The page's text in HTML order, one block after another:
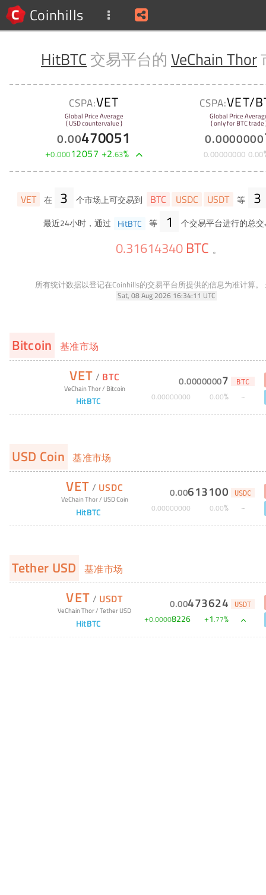
Coinhills
HitBTC 交易平台的 VeChain Thor
CSPA:VET
Global Price Average
( USD countervalue )
0.00470051
+0.00012057 +2.63%
CSPA:VET/
Global Price
( only for BTC trade
0.0000000
0.00000000 0.00
VET 在 3 个市场上可交易到 BTC USDC USDT 等 3
最近24小时，通过 HitBTC 等 1 个交易平台进行的总
0.31614340 BTC 。
所有统计数据以登记在Coinhills的交易平台所提供的信息为准计算。
Sat, 08 Aug 2026 16:34:11 UTC
Bitcoin 基准市场
VET / BTC
VeChain Thor/ Bitcoin
HitBTC
0.00000007 BTC
0.00000000 0.00%
USD Coin 基准市场
VET / USDC
VeChain Thor/ USD Coin
HitBTC
0.00613100 USDC
0.00000000 0.00%
Tether USD 基准市场
VET / USDT
VeChain Thor/Tether USD
HitBTC
0.00473624 USDT
+0.00008226 +1.77%